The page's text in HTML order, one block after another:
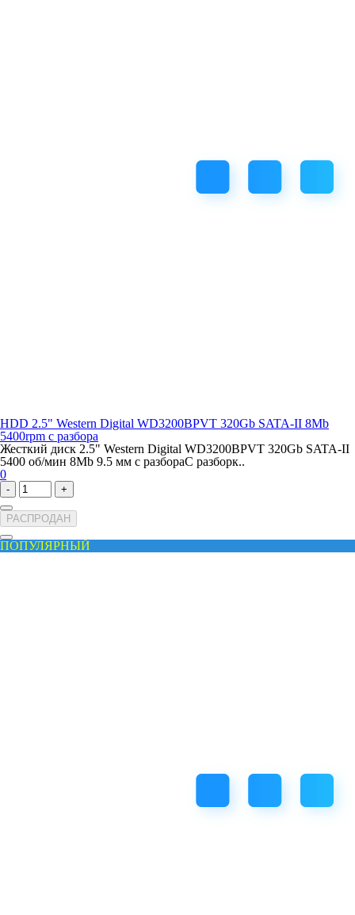
HDD 2.5" Western Digital WD3200BPVT 320Gb SATA-II 8Mb
5400rpm с разбора
Жесткий диск 2.5" Western Digital WD3200BPVT 320Gb SATA-II
5400 об/мин 8Mb 9.5 мм с разбораС разборк..
0
- +
РАСПРОДАН
ПОПУЛЯРНЫЙ